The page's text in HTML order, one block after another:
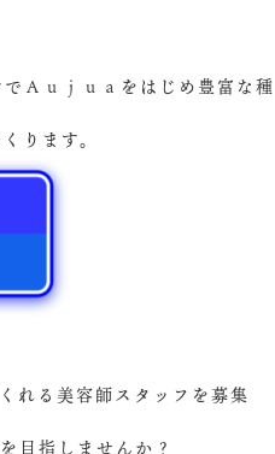
Ａｕｊｕａをはじめ豊富な種
ります。
れる美容師スタッフを募集
目指しませんか？